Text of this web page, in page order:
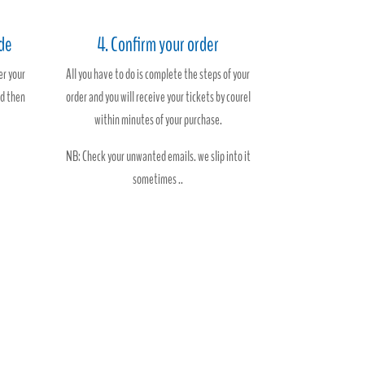
your
then
4. Confirm your order
All you have to do is complete the steps of your
order and you will receive your tickets by courel
within minutes of your purchase.
NB: Check your unwanted emails. we slip into it
sometimes ..